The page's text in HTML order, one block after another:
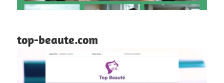
top-beaute.com